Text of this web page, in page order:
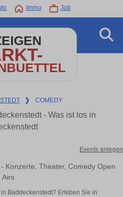
Immo Job
❯ COMEDY
- Was ist los in
Events anlegen
Konzerte, Theater, Comedy Open
Airs
Baddeckenstedt? Erleben Sie in